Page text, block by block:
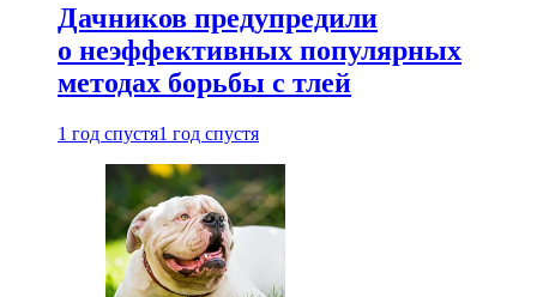
Дачников предупредили
о неэффективных популярных
методах борьбы с тлей
1 год спустя1 год спустя